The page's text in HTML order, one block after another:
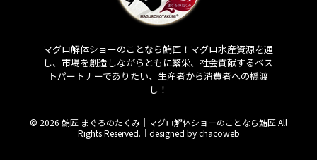
マグロ解体ショーのことなら鮪匠！マグロ水産資源を通
し、市場を創造しながらともに繁栄、社会貢献するベス
トパートナーでありたい、生産者から消費者への橋渡
し！
© 2026 鮪匠 まぐろのたくみ｜マグロ解体ショーのことなら鮪匠 All
Rights Reserved.｜ designed by chacoweb